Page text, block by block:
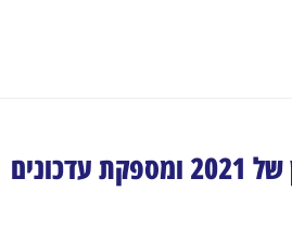
Entera Bio מדווחת על תוצאות הרבעון הראשון של 2021 ומספקת עדכונים